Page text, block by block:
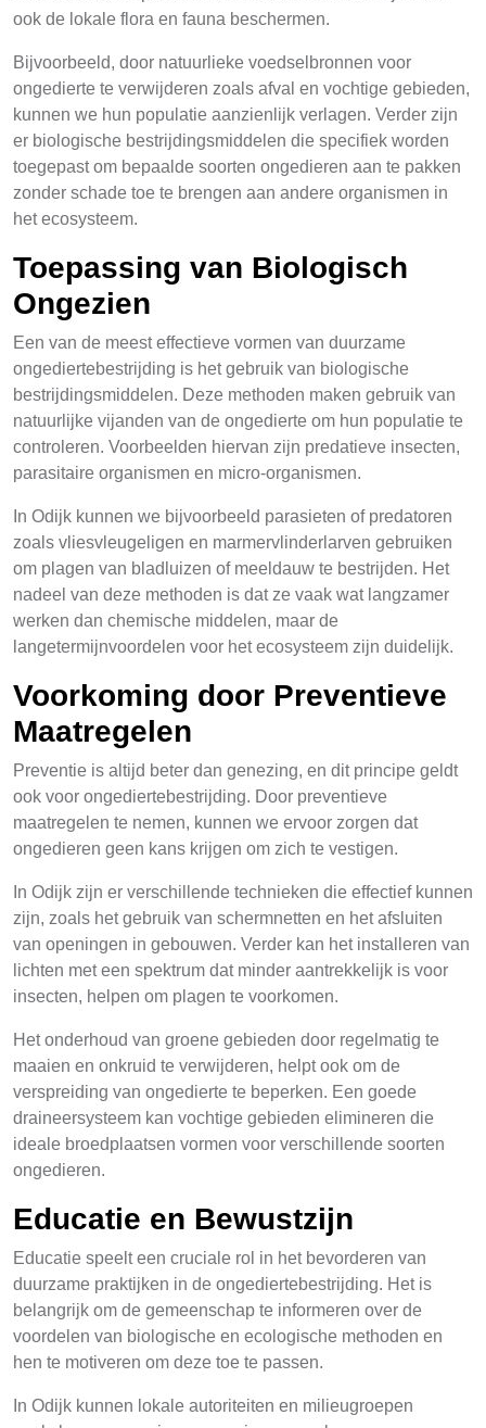
ook de lokale flora en fauna beschermen.
Bijvoorbeeld, door natuurlieke voedselbronnen voor
ongedierte te verwijderen zoals afval en vochtige gebieden,
kunnen we hun populatie aanzienlijk verlagen. Verder zijn
er biologische bestrijdingsmiddelen die specifiek worden
toegepast om bepaalde soorten ongedieren aan te pakken
zonder schade toe te brengen aan andere organismen in
het ecosysteem.
Toepassing van Biologisch
Ongezien
Een van de meest effectieve vormen van duurzame
ongediertebestrijding is het gebruik van biologische
bestrijdingsmiddelen. Deze methoden maken gebruik van
natuurlijke vijanden van de ongedierte om hun populatie te
controleren. Voorbeelden hiervan zijn predatieve insecten,
parasitaire organismen en micro-organismen.
In Odijk kunnen we bijvoorbeeld parasieten of predatoren
zoals vliesvleugeligen en marmervlinderlarven gebruiken
om plagen van bladluizen of meeldauw te bestrijden. Het
nadeel van deze methoden is dat ze vaak wat langzamer
werken dan chemische middelen, maar de
langetermijnvoordelen voor het ecosysteem zijn duidelijk.
Voorkoming door Preventieve
Maatregelen
Preventie is altijd beter dan genezing, en dit principe geldt
ook voor ongediertebestrijding. Door preventieve
maatregelen te nemen, kunnen we ervoor zorgen dat
ongedieren geen kans krijgen om zich te vestigen.
In Odijk zijn er verschillende technieken die effectief kunnen
zijn, zoals het gebruik van schermnetten en het afsluiten
van openingen in gebouwen. Verder kan het installeren van
lichten met een spektrum dat minder aantrekkelijk is voor
insecten, helpen om plagen te voorkomen.
Het onderhoud van groene gebieden door regelmatig te
maaien en onkruid te verwijderen, helpt ook om de
verspreiding van ongedierte te beperken. Een goede
draineersysteem kan vochtige gebieden elimineren die
ideale broedplaatsen vormen voor verschillende soorten
ongedieren.
Educatie en Bewustzijn
Educatie speelt een cruciale rol in het bevorderen van
duurzame praktijken in de ongediertebestrijding. Het is
belangrijk om de gemeenschap te informeren over de
voordelen van biologische en ecologische methoden en
hen te motiveren om deze toe te passen.
In Odijk kunnen lokale autoriteiten en milieugroepen